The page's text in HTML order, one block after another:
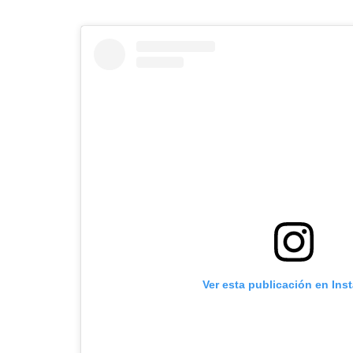
Ver esta publicación en